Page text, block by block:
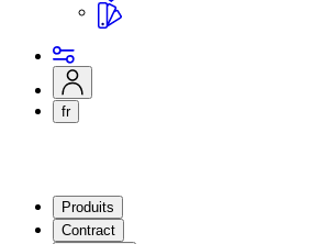
fr
Produits
Contract